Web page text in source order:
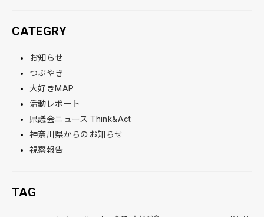
CATEGRY
お知らせ
つぶやき
大好きMAP
活動レポート
県議会ニュース Think&Act
神奈川県からのお知らせ
視察報告
TAG